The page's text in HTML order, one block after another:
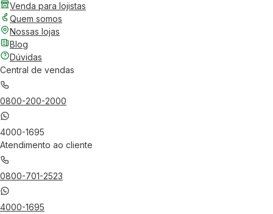
Venda para lojistas
Quem somos
Nossas lojas
Blog
Dúvidas
Central de vendas
0800-200-2000
4000-1695
Atendimento ao cliente
0800-701-2523
4000-1695